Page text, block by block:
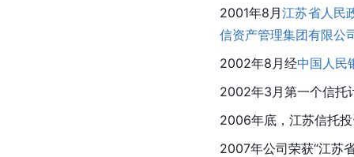
2001年8月江苏省人民
信资产管理集团有限公
2002年8月经中国人民
2002年3月第一个信托
2006年底，江苏信托
2007年公司荣获“江苏